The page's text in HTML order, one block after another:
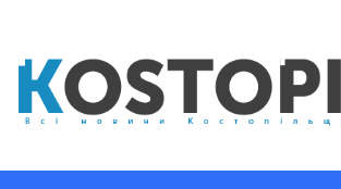
вмісту